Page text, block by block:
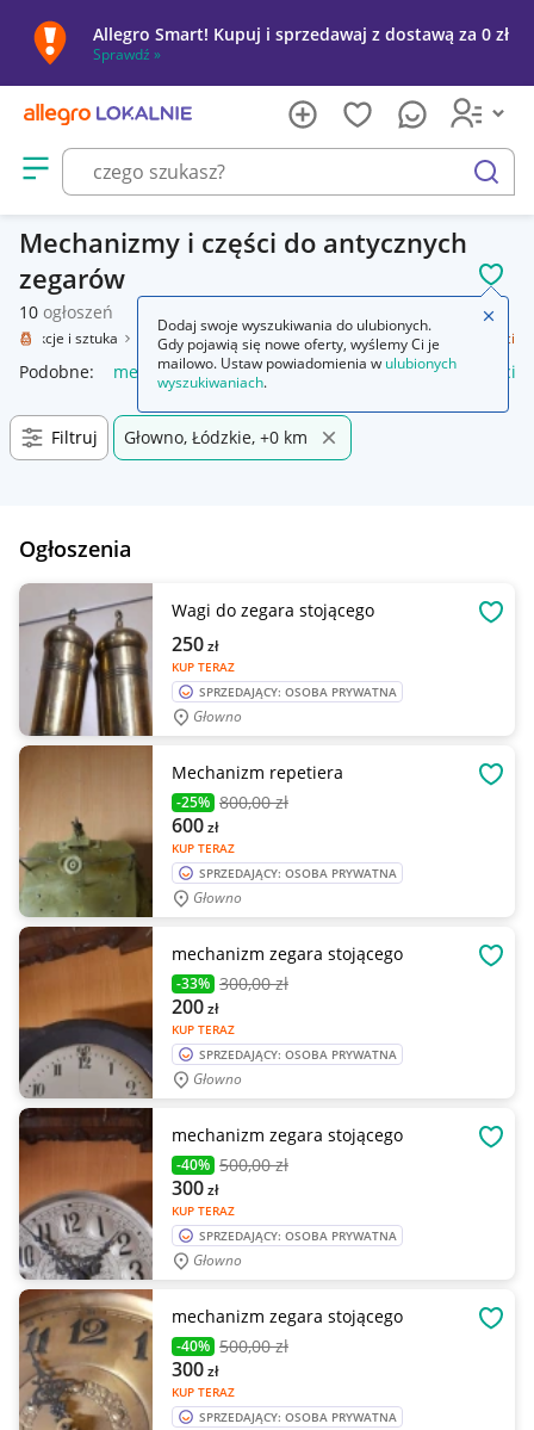
Allegro Smart! Kupuj i sprzedawaj z dostawą za 0 zł
Sprawdź »
Otwórz menu z kategoriami
szukaj
Mechanizmy i części do antycznych
zegarów
10 ogłoszeń
Kolekcje i sztuka Design i Antyki Zegary, zegarki Mechanizmy i części
Podobne: mechanizmy i części zegary mechanizmy i części
Filtruj Głowno, Łódzkie, +0 km
Ogłoszenia
Wagi do zegara stojącego
KUP TERAZ
250zł
SPRZEDAJĄCY: OSOBA PRYWATNA
Głowno
Mechanizm repetiera
-25% 800,00 zł
KUP TERAZ
600zł
SPRZEDAJĄCY: OSOBA PRYWATNA
Głowno
mechanizm zegara stojącego
-33% 300,00 zł
KUP TERAZ
200zł
SPRZEDAJĄCY: OSOBA PRYWATNA
Głowno
mechanizm zegara stojącego
-40% 500,00 zł
KUP TERAZ
300zł
SPRZEDAJĄCY: OSOBA PRYWATNA
Głowno
mechanizm zegara stojącego
-40% 500,00 zł
KUP TERAZ
300zł
SPRZEDAJĄCY: OSOBA PRYWATNA
Dodaj swoje wyszukiwania do ulubionych.
Gdy pojawią się nowe oferty, wyślemy Ci je
mailowo. Ustaw powiadomienia w ulubionych
wyszukiwaniach.